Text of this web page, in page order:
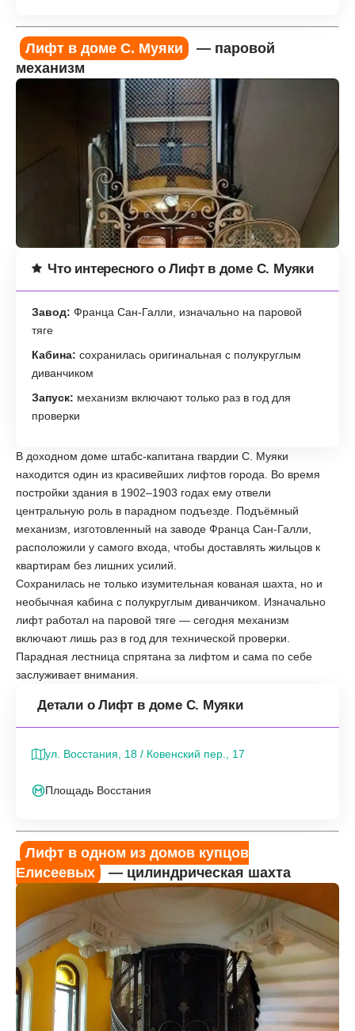
Лифт в доме С. Муяки
— паровой
механизм
Что интересного о Лифт в доме С. Муяки
Завод: Франца Сан-Галли, изначально на паровой
тяге
Кабина: сохранилась оригинальная с полукруглым
диванчиком
Запуск: механизм включают только раз в год для
проверки
В доходном доме штабс-капитана гвардии С. Муяки
находится один из красивейших лифтов города. Во время
постройки здания в 1902–1903 годах ему отвели
центральную роль в парадном подъезде. Подъёмный
механизм, изготовленный на заводе Франца Сан-Галли,
расположили у самого входа, чтобы доставлять жильцов к
квартирам без лишних усилий.
Сохранилась не только изумительная кованая шахта, но и
необычная кабина с полукруглым диванчиком. Изначально
лифт работал на паровой тяге — сегодня механизм
включают лишь раз в год для технической проверки.
Парадная лестница спрятана за лифтом и сама по себе
заслуживает внимания.
Детали о Лифт в доме С. Муяки
ул. Восстания, 18 / Ковенский пер., 17
Площадь Восстания
Лифт в одном из домов купцов
Елисеевых
— цилиндрическая шахта